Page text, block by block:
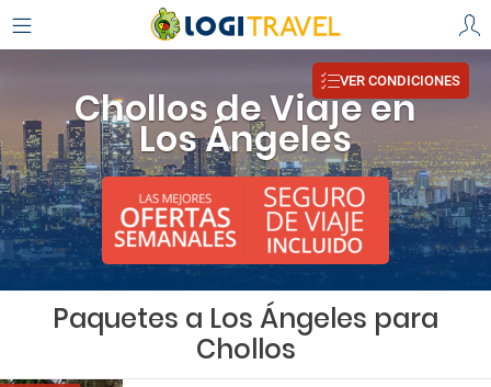
Chollos de Viaje en
Los Ángeles
VER CONDICIONES
Paquetes a Los Ángeles para
Chollos